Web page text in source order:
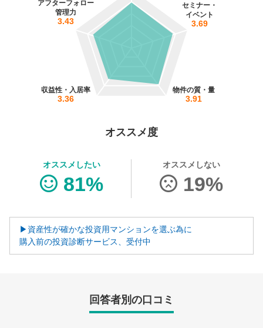
0120-146-460
営業時間：10:00〜19:00(土日祝も営業中) 定休日：水
セミナー・
イベント
3.69
物件の質・量
3.91
収益性・入居率
3.36
アフターフォロー
管理力
3.43
オススメ度
オススメしたい
81%
オススメしない
19%
▶資産性が確かな投資用マンションを選ぶ為に
購入前の投資診断サービス、受付中
回答者別の口コミ